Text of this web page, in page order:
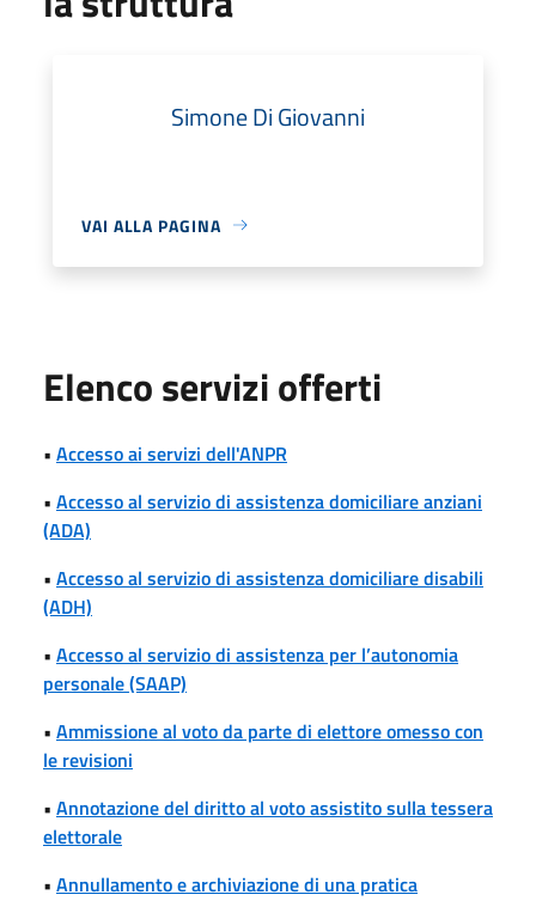
Simone Di Giovanni
VAI ALLA PAGINA
Elenco servizi offerti
• Accesso ai servizi dell'ANPR
• Accesso al servizio di assistenza domiciliare anziani
(ADA)
• Accesso al servizio di assistenza domiciliare disabili
(ADH)
• Accesso al servizio di assistenza per l’autonomia
personale (SAAP)
• Ammissione al voto da parte di elettore omesso con
le revisioni
• Annotazione del diritto al voto assistito sulla tessera
elettorale
• Annullamento e archiviazione di una pratica